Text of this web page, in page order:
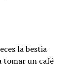
la bestia
tomar un café